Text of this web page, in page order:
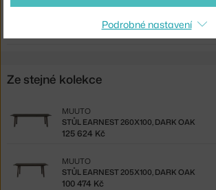
PRODLUŽOVACÍ DÍLY EARNEST, DARK OAK
Ze stejné kolekce
STŮL EARNEST 260X100, DARK OAK
MUUTO
125 624 Kč
STŮL EARNEST 205X100, DARK OAK
MUUTO
100 474 Kč
Podrobné nastavení